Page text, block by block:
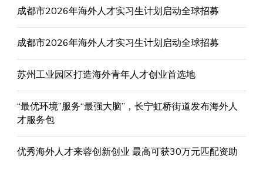
成都市2026年海外人才实习生计划启动全球招募
成都市2026年海外人才实习生计划启动全球招募
苏州工业园区打造海外青年人才创业首选地
“最优环境”服务“最强大脑”，长宁虹桥街道发布海外人
才服务包
优秀海外人才来蓉创新创业 最高可获30万元匹配资助